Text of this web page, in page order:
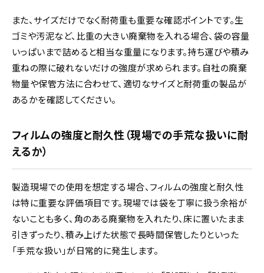
また、サイズだけでなく耐荷重も重要な確認ポイントです。生
ゴミや汚泥など、比重の大きい廃棄物を入れる場合、袋の容量
いっぱいまで詰めると相当な重量になります。持ち運びや積み
重ねの際に破れないだけの強度が求められます。自社の廃棄
物量や保管方法に合わせて、適切なサイズと耐荷重の製品が
あるかを確認してください。
フィルムの強度と耐久性（現場での手荒な扱いに耐
えるか）
製造現場での使用を想定する場合、フィルムの強度と耐久性
は特に重要な評価項目です。現場では袋を丁寧に扱う余裕が
ないことも多く、角のある廃棄物を入れたり、床に置いたまま
引きずったり、積み上げた状態で長時間保管したりといった
「手荒な扱い」が日常的に発生します。